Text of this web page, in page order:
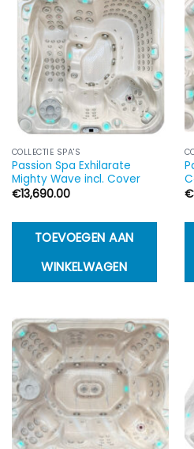
COLLECTIE SPA'S
Passion Spa Exhilarate
Mighty Wave incl. Cover
€13,690.00
TOEVOEGEN AAN
WINKELWAGEN
€